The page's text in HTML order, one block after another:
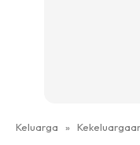
Keluarga »